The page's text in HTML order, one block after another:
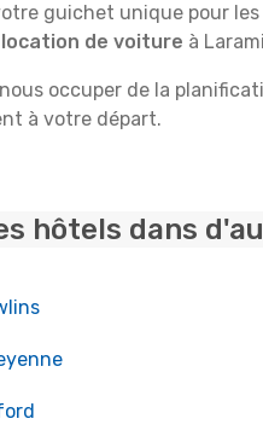
guichet unique pour
de voiture à
occuper de la
à votre départ.
hôtels dans